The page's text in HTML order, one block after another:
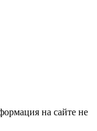
на сайте не